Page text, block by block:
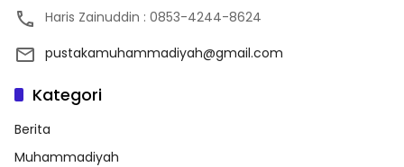
Haris Zainuddin : 0853-4244-8624
pustakamuhammadiyah@gmail.com
Kategori
Berita
Muhammadiyah